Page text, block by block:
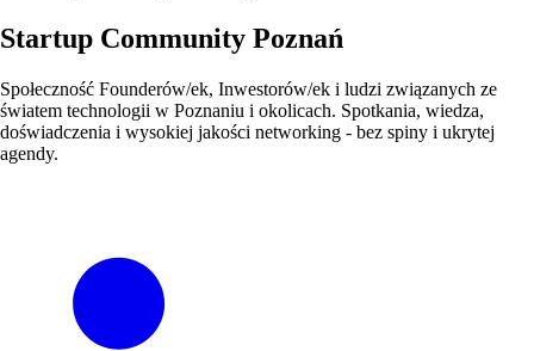
Startup Community Poznań
Społeczność Founderów/ek, Inwestorów/ek i ludzi związanych ze
światem technologii w Poznaniu i okolicach. Spotkania, wiedza,
doświadczenia i wysokiej jakości networking - bez spiny i ukrytej
agendy.